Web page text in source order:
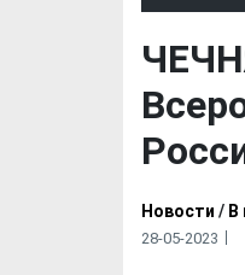
Новости / В
28-05-2023